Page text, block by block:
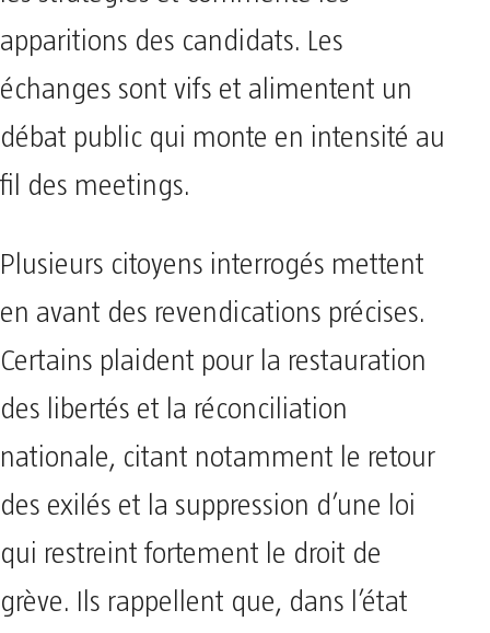
apparitions des candidats. Les
échanges sont vifs et alimentent un
débat public qui monte en intensité au
fil des meetings.
Plusieurs citoyens interrogés mettent
en avant des revendications précises.
Certains plaident pour la restauration
des libertés et la réconciliation
nationale, citant notamment le retour
des exilés et la suppression d’une loi
qui restreint fortement le droit de
grève. Ils rappellent que, dans l’état